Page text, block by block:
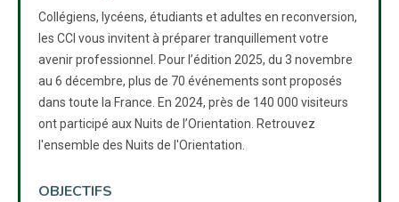
Collégiens, lycéens, étudiants et adultes en reconversion,
les CCI vous invitent à préparer tranquillement votre
avenir professionnel. Pour l’édition 2025, du 3 novembre
au 6 décembre, plus de 70 événements sont proposés
dans toute la France. En 2024, près de 140 000 visiteurs
ont participé aux Nuits de l’Orientation. Retrouvez
l'ensemble des Nuits de l'Orientation.
OBJECTIFS